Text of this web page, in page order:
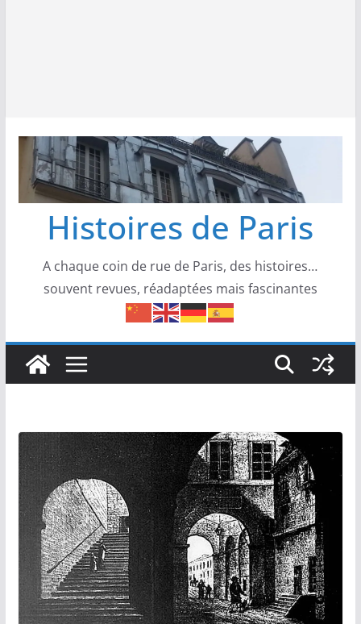
Histoires de Paris
A chaque coin de rue de Paris, des histoires…
souvent revues, réadaptées mais fascinantes